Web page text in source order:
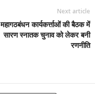
Next article
महागठबंधन कार्यकर्त्ताओं की बैठक में
सारण स्नातक चुनाव को लेकर बनी
रणनीति